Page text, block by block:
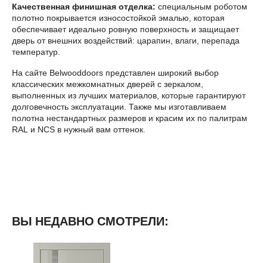
Качественная финишная отделка: специальным роботом
полотно покрывается износостойкой эмалью, которая
обеспечивает идеально ровную поверхность и защищает
дверь от внешних воздействий: царапин, влаги, перепада
температур.
На сайте Belwooddoors представлен широкий выбор
классических межкомнатных дверей с зеркалом,
выполненных из лучших материалов, которые гарантируют
долговечность эксплуатации. Также мы изготавливаем
полотна нестандартных размеров и красим их по палитрам
RAL и NCS в нужный вам оттенок.
ВЫ НЕДАВНО СМОТРЕЛИ: